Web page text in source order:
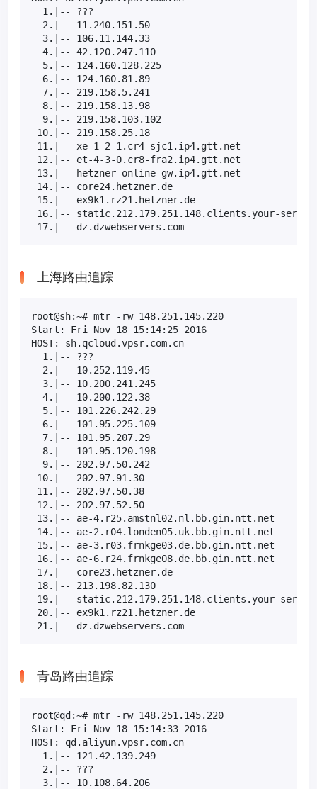
1.|-- ???
2.|-- 11.240.151.50
3.|-- 106.11.144.33
4.|-- 42.120.247.110
5.|-- 124.160.128.225
6.|-- 124.160.81.89
7.|-- 219.158.5.241
8.|-- 219.158.13.98
9.|-- 219.158.103.102
10.|-- 219.158.25.18
11.|-- xe-1-2-1.cr4-sjc1.ip4.gtt.net
12.|-- et-4-3-0.cr8-fra2.ip4.gtt.net
13.|-- hetzner-online-gw.ip4.gtt.net
14.|-- core24.hetzner.de
15.|-- ex9k1.rz21.hetzner.de
16.|-- static.212.179.251.148.clients.your-
17.|-- dz.dzwebservers.com
上海路由追踪
root@sh:~# mtr -rw 148.251.145.220
Start: Fri Nov 18 15:14:25 2016
HOST: sh.qcloud.vpsr.com.cn
1.|-- ???
2.|-- 10.252.119.45
3.|-- 10.200.241.245
4.|-- 10.200.122.38
5.|-- 101.226.242.29
6.|-- 101.95.225.109
7.|-- 101.95.207.29
8.|-- 101.95.120.198
9.|-- 202.97.50.242
10.|-- 202.97.91.30
11.|-- 202.97.50.38
12.|-- 202.97.52.50
13.|-- ae-4.r25.amstnl02.nl.bb.gin.ntt.net
14.|-- ae-2.r04.londen05.uk.bb.gin.ntt.net
15.|-- ae-3.r03.frnkge03.de.bb.gin.ntt.net
16.|-- ae-6.r24.frnkge08.de.bb.gin.ntt.net
17.|-- core23.hetzner.de
18.|-- 213.198.82.130
19.|-- static.212.179.251.148.clients.your-
20.|-- ex9k1.rz21.hetzner.de
21.|-- dz.dzwebservers.com
青岛路由追踪
root@qd:~# mtr -rw 148.251.145.220
Start: Fri Nov 18 15:14:33 2016
HOST: qd.aliyun.vpsr.com.cn
1.|-- 121.42.139.249
2.|-- ???
3.|-- 10.108.64.206